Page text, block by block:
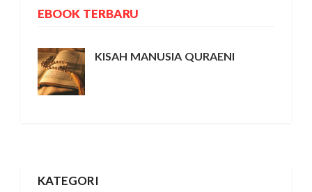
EBOOK TERBARU
KISAH MANUSIA QURAENI
KATEGORI